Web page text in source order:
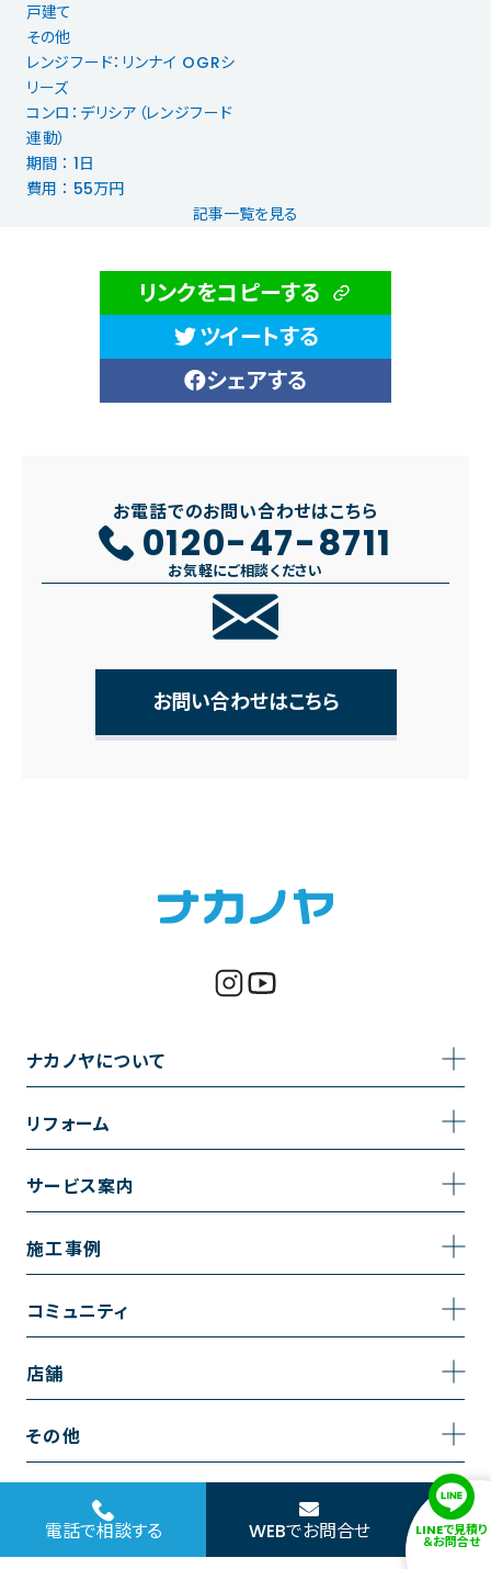
戸建て
その他
レンジフード：リンナイ OGRシ
リーズ
コンロ：デリシア（レンジフード
連動）
期間 ： 1日
費用 ： 55万円
記事一覧を見る
リンクをコピーする
ツイートする
シェアする
お電話でのお問い合わせはこちら
0120-47-8711
お気軽にご相談ください
お問い合わせはこちら
ナカノヤについて
事業内容
採用情報
リフォーム
トイレのリフォーム
キッチンのリフォーム
リノベーション
内装のリフォーム
水回りのリフォーム
外壁のリフォーム
サービス案内
サービスの流れ
施工事例
施工事例一覧
お風呂の施工事例
洗面の施工事例
コミュニティ
コミュニティ
お知らせ
店舗
越谷店
浦和店
その他
お問い合わせ
サイトポリシー
電話で相談する WEBでお問合せ LINEで見積り
＆お問合せ